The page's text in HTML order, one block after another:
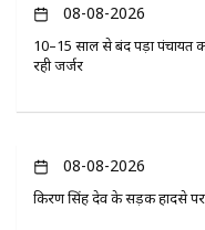
08-08-2026
10–15 साल से बंद पड़ा पंचायत
रही जर्जर
08-08-2026
किरण सिंह देव के सड़क हादसे